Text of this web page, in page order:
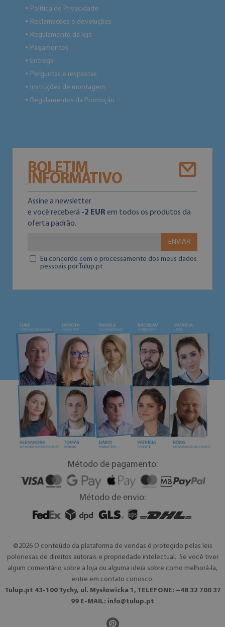
● Política de Privacidade
● Reclamações e devoluções
● Regulamento da loja
● Pagamentos
● Entrega
● Perguntas e respostas
● Instruções de montagem
● Regulamentos da Promoção
BOLETIM
INFORMATIVO
Assine a newsletter
e você receberá -2 EUR em todos os produtos da
oferta padrão.
ENVIAR
Eu concordo com o processamento dos meus dados
pessoais por Tulup.pt
Método de pagamento:
Método de envio:
©2026 O conteúdo da plataforma de vendas é protegido pelas leis
polonesas de direitos autorais e propriedade intelectual.. Se você tiver
algum comentário sobre a loja ou alguma ideia sobre como melhorá-la,
entre em contato conosco.
Tulup.pt 43-100 Tychy, ul. Mysłowicka 1, TELEFONE: +48 32 700 37
99 E-MAIL: info@tulup.pt